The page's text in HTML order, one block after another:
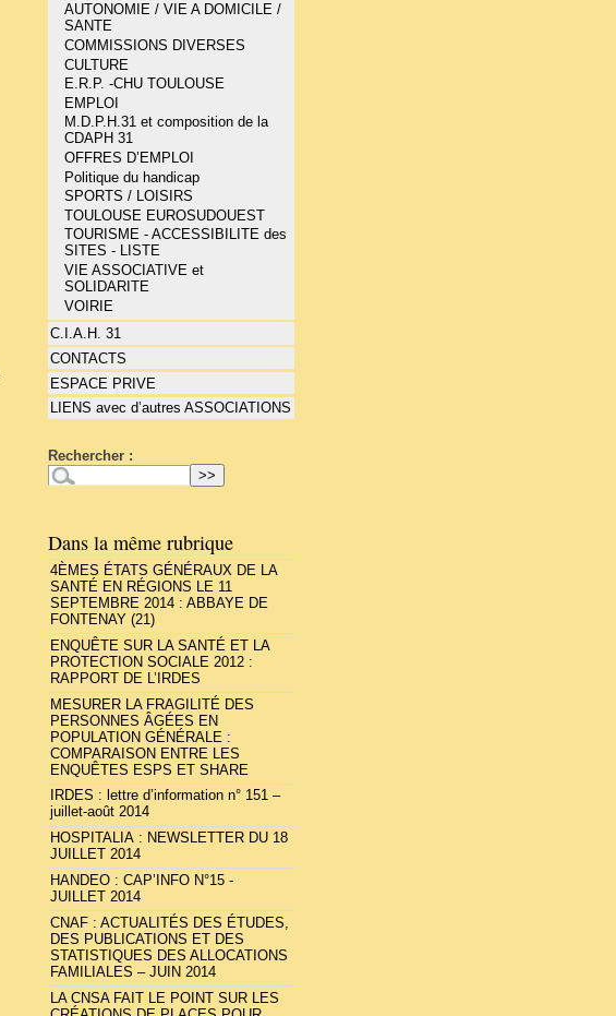
AUTONOMIE / VIE A DOMICILE /
SANTE
COMMISSIONS DIVERSES
CULTURE
E.R.P. -CHU TOULOUSE
EMPLOI
M.D.P.H.31 et composition de la
CDAPH 31
OFFRES D’EMPLOI
Politique du handicap
SPORTS / LOISIRS
TOULOUSE EUROSUDOUEST
TOURISME - ACCESSIBILITE des
SITES - LISTE
VIE ASSOCIATIVE et
SOLIDARITE
VOIRIE
C.I.A.H. 31
CONTACTS
ESPACE PRIVE
LIENS avec d’autres ASSOCIATIONS
Rechercher :
Dans la même rubrique
4ÈMES ÉTATS GÉNÉRAUX DE LA
SANTÉ EN RÉGIONS LE 11
SEPTEMBRE 2014 : ABBAYE DE
FONTENAY (21)
ENQUÊTE SUR LA SANTÉ ET LA
PROTECTION SOCIALE 2012 :
RAPPORT DE L’IRDES
MESURER LA FRAGILITÉ DES
PERSONNES ÂGÉES EN
POPULATION GÉNÉRALE :
COMPARAISON ENTRE LES
ENQUÊTES ESPS ET SHARE
IRDES : lettre d’information n° 151 –
juillet-août 2014
HOSPITALIA : NEWSLETTER DU 18
JUILLET 2014
HANDEO : CAP’INFO N°15 -
JUILLET 2014
CNAF : ACTUALITÉS DES ÉTUDES,
DES PUBLICATIONS ET DES
STATISTIQUES DES ALLOCATIONS
FAMILIALES – JUIN 2014
LA CNSA FAIT LE POINT SUR LES